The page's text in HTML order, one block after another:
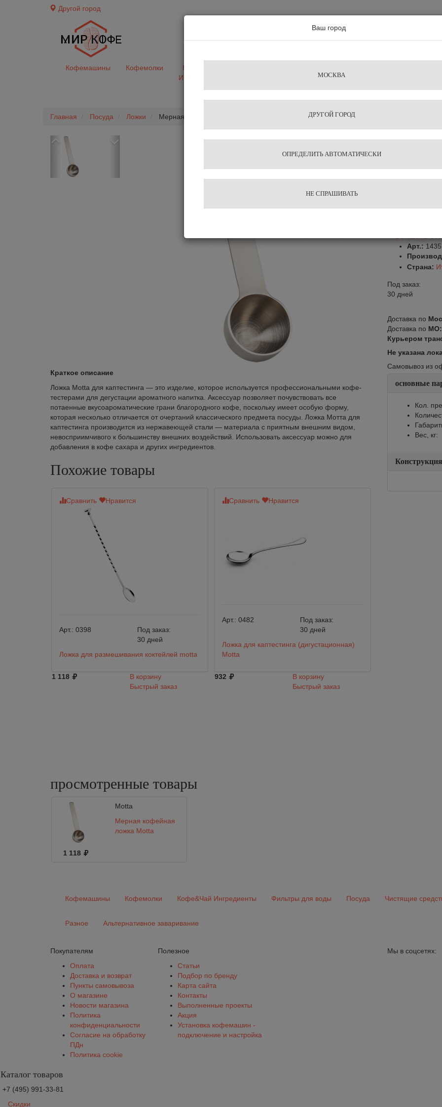
Другой город
Кофемашины Кофемолки
Кофе&Чай
Ингредиенты
средства
Главная Посуда Ложки Мерная кофейная ложка Motta
Previous
Краткое описание
Ложка Motta для каптестинга — это изделие, которое используется профессиональными кофе-
тестерами для дегустации ароматного напитка. Аксессуар позволяет почувствовать все
потаенные вкусоароматические грани благородного кофе, поскольку имеет особую форму,
которая несколько отличается от очертаний классического предмета посуды. Ложка Мотта для
каптестинга производится из нержавеющей стали — материала с приятным внешним видом,
невосприимчивого к большинству внешних воздействий. Использовать аксессуар можно для
добавления в кофе сахара и других ингредиентов.
Похожие товары
Сравнить Нравится
Арт.: 0398
Под заказ:
30 дней
Ложка для размешивания коктейлей motta
1 118
В корзину
Быстрый заказ
Сравнить Нравится
Арт.: 0482
Под заказ:
30 дней
Ложка для каптестинга (дигустационная)
Motta
932
В корзину
Быстрый заказ
Motta
Арт.: 1435
Страна:
Под заказ:
30 дней
Доставка по
Доставка по МО:
Курьером
Не указана
Самовывоз из
основные
Кол.
Вес, кг:
Конструкция
просмотренные товары
Motta
Мерная кофейная
ложка Motta
1 118
Ваш город
МОСКВА
ДРУГОЙ ГОРОД
ОПРЕДЕЛИТЬ АВТОМАТИЧЕСКИ
НЕ СПРАШИВАТЬ
Кофемашины Кофемолки Кофе&Чай Ингредиенты Фильтры для воды Посуда Чистящие
Разное Альтернативное заваривание
Покупателям
Оплата
Доставка и возврат
Пункты самовывоза
О магазине
Новости магазина
Политика
конфиденциальности
Согласие на обработку
ПДн
Политика cookie
Полезное
Статьи
Подбор по бренду
Карта сайта
Контакты
Выполненные проекты
Акция
Установка кофемашин -
подключение и настройка
Мы в соцсетях:
Каталог товаров
+7 (495) 991-33-81
Скидки